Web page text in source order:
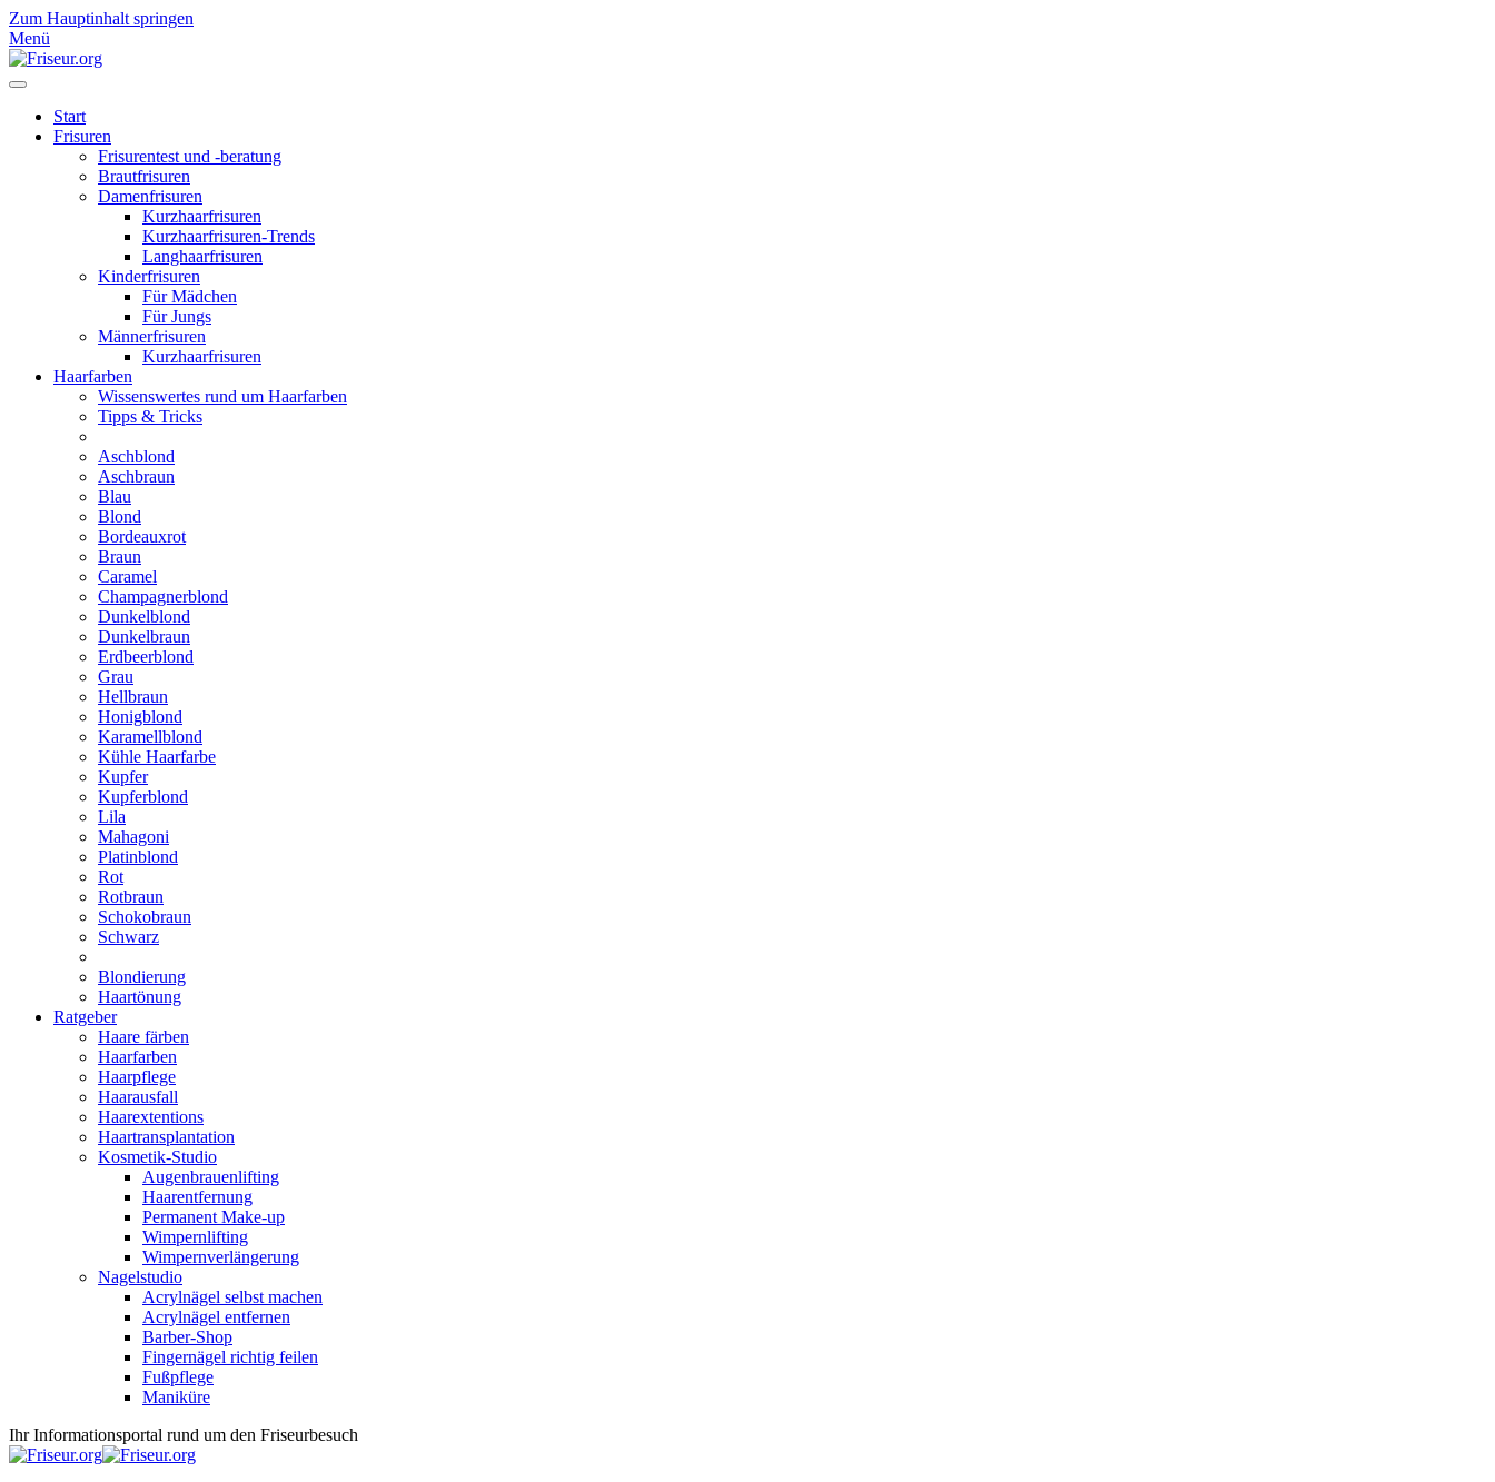
Zum Hauptinhalt springen
Menü
Start
Frisuren
Frisurentest und -beratung
Brautfrisuren
Damenfrisuren
Kurzhaarfrisuren
Kurzhaarfrisuren-Trends
Langhaarfrisuren
Kinderfrisuren
Für Mädchen
Für Jungs
Männerfrisuren
Kurzhaarfrisuren
Haarfarben
Wissenswertes rund um Haarfarben
Tipps & Tricks
Aschblond
Aschbraun
Blau
Blond
Bordeauxrot
Braun
Caramel
Champagnerblond
Dunkelblond
Dunkelbraun
Erdbeerblond
Grau
Hellbraun
Honigblond
Karamellblond
Kühle Haarfarbe
Kupfer
Kupferblond
Lila
Mahagoni
Platinblond
Rot
Rotbraun
Schokobraun
Schwarz
Blondierung
Haartönung
Ratgeber
Haare färben
Haarfarben
Haarpflege
Haarausfall
Haarextentions
Haartransplantation
Kosmetik-Studio
Augenbrauenlifting
Haarentfernung
Permanent Make-up
Wimpernlifting
Wimpernverlängerung
Nagelstudio
Acrylnägel selbst machen
Acrylnägel entfernen
Barber-Shop
Fingernägel richtig feilen
Fußpflege
Maniküre
Ihr Informationsportal rund um den Friseurbesuch